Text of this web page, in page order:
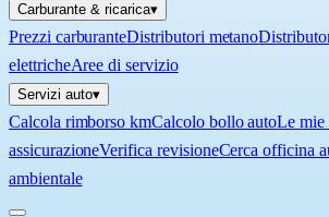
Carburante & ricarica▾
Prezzi carburanteDistributori metano
elettricheAree di servizio
Servizi auto▾
Calcola rimborso kmCalcolo bollo autoLe mie
assicurazioneVerifica revisioneCerca officina
ambientale